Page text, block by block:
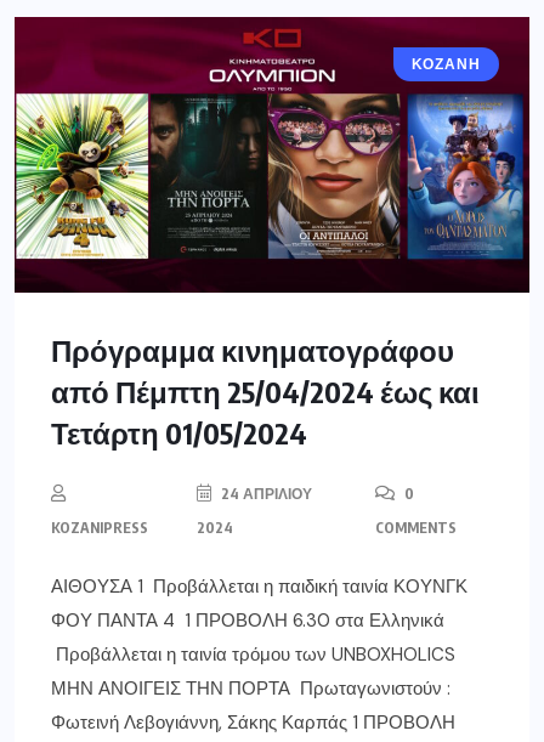
ΚΟΖΆΝΗ
Πρόγραμμα κινηματογράφου
από Πέμπτη 25/04/2024 έως και
Τετάρτη 01/05/2024
KOZANIPRESS
24 ΑΠΡΙΛΊΟΥ
2024
0
COMMENTS
ΑΙΘΟΥΣΑ 1 Προβάλλεται η παιδική ταινία ΚΟΥΝΓΚ
ΦΟΥ ΠΑΝΤΑ 4 1 ΠΡΟΒΟΛΗ 6.30 στα Ελληνικά
Προβάλλεται η ταινία τρόμου των UNBOXHOLICS
ΜΗΝ ΑΝΟΙΓΕΙΣ ΤΗΝ ΠΟΡΤΑ Πρωταγωνιστούν :
Φωτεινή Λεβογιάννη, Σάκης Καρπάς 1 ΠΡΟΒΟΛΗ